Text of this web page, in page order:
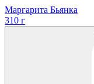
Маргарита Бьянка
310 г